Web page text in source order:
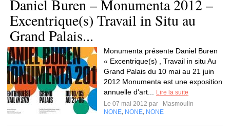
Daniel Buren – Monumenta 2012 –
Excentrique(s) Travail in Situ au
Grand Palais...
Monumenta présente Daniel Buren
« Excentrique(s) , Travail in situ Au
Grand Palais du 10 mai au 21 juin
2012 Monumenta est une exposition
annuelle d'art...
Lire la suite
Le 07 mai 2012 par
Masmoulin
NONE NONE NONE